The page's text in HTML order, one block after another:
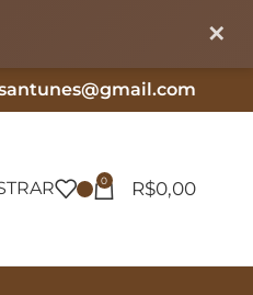
✕
0 R$0,00